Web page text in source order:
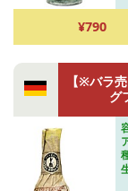
¥790
【※バラ
グ